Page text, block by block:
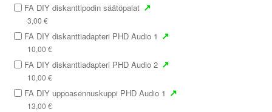
FA DIY diskanttipodin säätöpalat ↗
3,00 €
FA DIY diskanttiadapteri PHD Audio 1 ↗
10,00 €
FA DIY diskanttiadapteri PHD Audio 2 ↗
10,00 €
FA DIY uppoasennuskuppi PHD Audio 1 ↗
13,00 €